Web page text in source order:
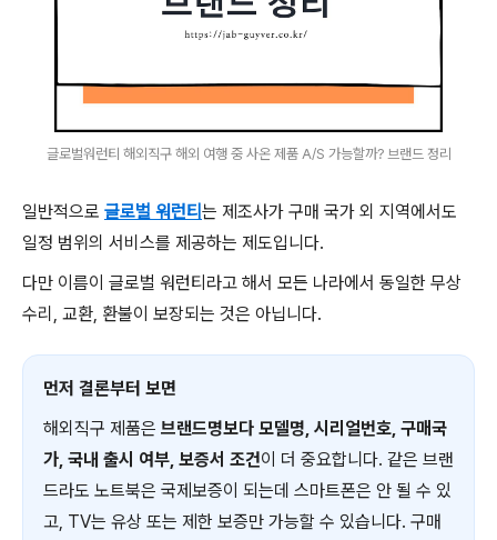
글로벌워런티 해외직구 해외 여행 중 사온 제품 A/S 가능할까? 브랜드 정리
일반적으로 글로벌 워런티 는 제조사가 구매 국가 외 지역에서도
일정 범위의 서비스를 제공하는 제도입니다.
다만 이름이 글로벌 워런티라고 해서 모든 나라에서 동일한 무상
수리, 교환, 환불이 보장되는 것은 아닙니다.
먼저 결론부터 보면
해외직구 제품은 브랜드명보다 모델명, 시리얼번호, 구매국
가, 국내 출시 여부, 보증서 조건이 더 중요합니다. 같은 브랜
드라도 노트북은 국제보증이 되는데 스마트폰은 안 될 수 있
고, TV는 유상 또는 제한 보증만 가능할 수 있습니다. 구매